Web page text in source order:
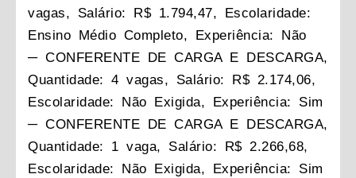
vagas, Salário: R$ 1.794,47, Escolaridade:
Ensino Médio Completo, Experiência: Não
─ CONFERENTE DE CARGA E DESCARGA,
Quantidade: 4 vagas, Salário: R$ 2.174,06,
Escolaridade: Não Exigida, Experiência: Sim
─ CONFERENTE DE CARGA E DESCARGA,
Quantidade: 1 vaga, Salário: R$ 2.266,68,
Escolaridade: Não Exigida, Experiência: Sim